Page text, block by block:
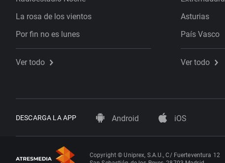
La rosa de los vientos
Por fin no es lunes
Ver todo
Asturias
País Vasco
Ver todo
DESCARGA LA APP Android iOS
Copyright © Uniprex, S.A.U., C/ Fuerteventura 12